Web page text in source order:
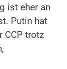
ist eher an
Putin hat
CCP trotz